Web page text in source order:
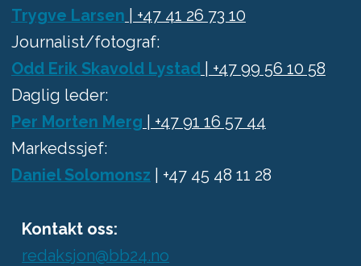
Trygve Larsen | +47 41 26 73 10
Journalist/fotograf:
Odd Erik Skavold Lystad| +47 99 56 10 58
Daglig leder:
Per Morten Merg | +47 91 16 57 44
Markedssjef:
Daniel Solomonsz | +47 45 48 11 28
Kontakt oss:
redaksjon@bb24.no